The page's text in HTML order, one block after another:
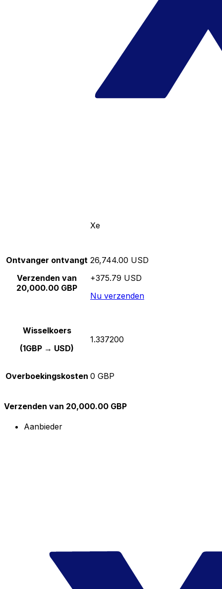
Xe
Ontvanger ontvangt
Verzenden van
20,000.00 GBP
26,744.00 USD
+375.79 USD
Nu verzenden
Wisselkoers
(1GBP → USD)
1.337200
Overboekingskosten 0 GBP
Verzenden van 20,000.00 GBP
Aanbieder